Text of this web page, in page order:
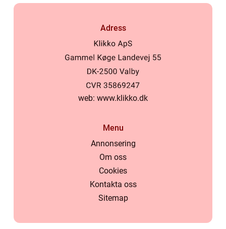
Adress
web: www.klikko.dk
Menu
Annonsering
Om oss
Cookies
Kontakta oss
Sitemap